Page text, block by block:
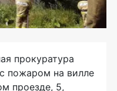
прокуратура
пожаром на вилле
проезде, 5,